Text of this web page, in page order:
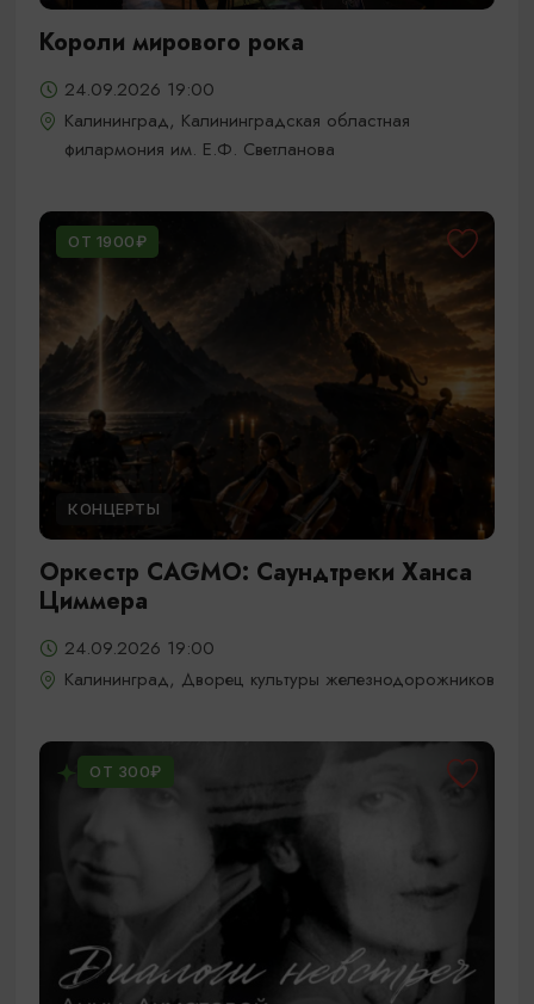
Короли мирового рока
24.09.2026 19:00
Калининград, Калининградская областная
филармония им. Е.Ф. Светланова
ОТ 1900₽
КОНЦЕРТЫ
Оркестр CAGMO: Саундтреки Ханса
Циммера
24.09.2026 19:00
Калининград, Дворец культуры железнодорожников
ОТ 300₽